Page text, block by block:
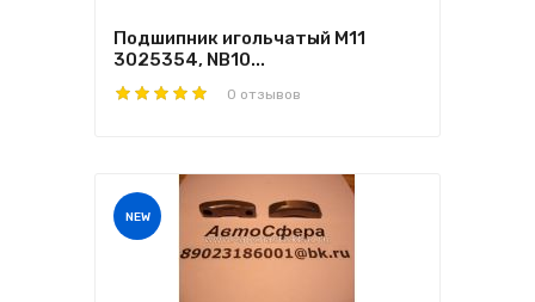
Подшипник игольчатый M11
3025354, NB10...
0 отзывов
NEW